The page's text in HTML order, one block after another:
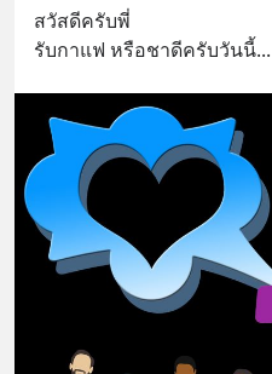
สวัสดีครับพี่
รับกาแฟ หรือชาดีครับวันนี้...